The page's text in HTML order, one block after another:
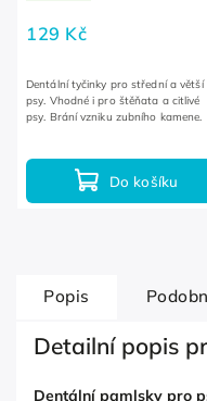
129 Kč
Do košíku
Dentální tyčinky pro střední a větší
psy. Vhodné i pro štěňata a citlivé
psy. Brání vzniku zubního kamene.
Popis
Detailní popis
Dentální pamlsky pro